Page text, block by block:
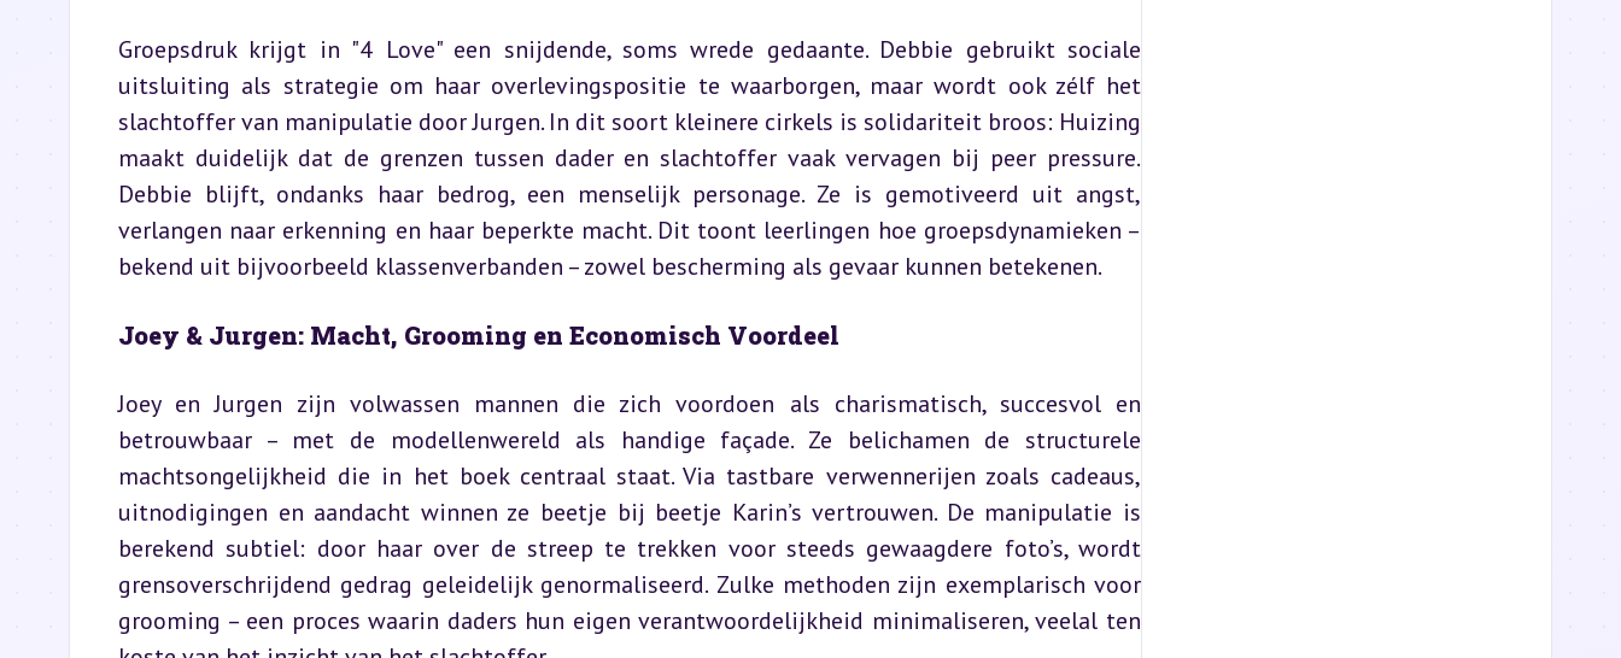
Groepsdruk krijgt in "4 Love" een snijdende, soms wrede gedaante. Debbie gebruikt sociale
uitsluiting als strategie om haar overlevingspositie te waarborgen, maar wordt ook zélf het
slachtoffer van manipulatie door Jurgen. In dit soort kleinere cirkels is solidariteit broos: Huizing
maakt duidelijk dat de grenzen tussen dader en slachtoffer vaak vervagen bij peer pressure.
Debbie blijft, ondanks haar bedrog, een menselijk personage. Ze is gemotiveerd uit angst,
verlangen naar erkenning en haar beperkte macht. Dit toont leerlingen hoe groepsdynamieken –
bekend uit bijvoorbeeld klassenverbanden – zowel bescherming als gevaar kunnen betekenen.
Joey & Jurgen: Macht, Grooming en Economisch Voordeel
Joey en Jurgen zijn volwassen mannen die zich voordoen als charismatisch, succesvol en
betrouwbaar – met de modellenwereld als handige façade. Ze belichamen de structurele
machtsongelijkheid die in het boek centraal staat. Via tastbare verwennerijen zoals cadeaus,
uitnodigingen en aandacht winnen ze beetje bij beetje Karin’s vertrouwen. De manipulatie is
berekend subtiel: door haar over de streep te trekken voor steeds gewaagdere foto’s, wordt
grensoverschrijdend gedrag geleidelijk genormaliseerd. Zulke methoden zijn exemplarisch voor
grooming – een proces waarin daders hun eigen verantwoordelijkheid minimaliseren, veelal ten